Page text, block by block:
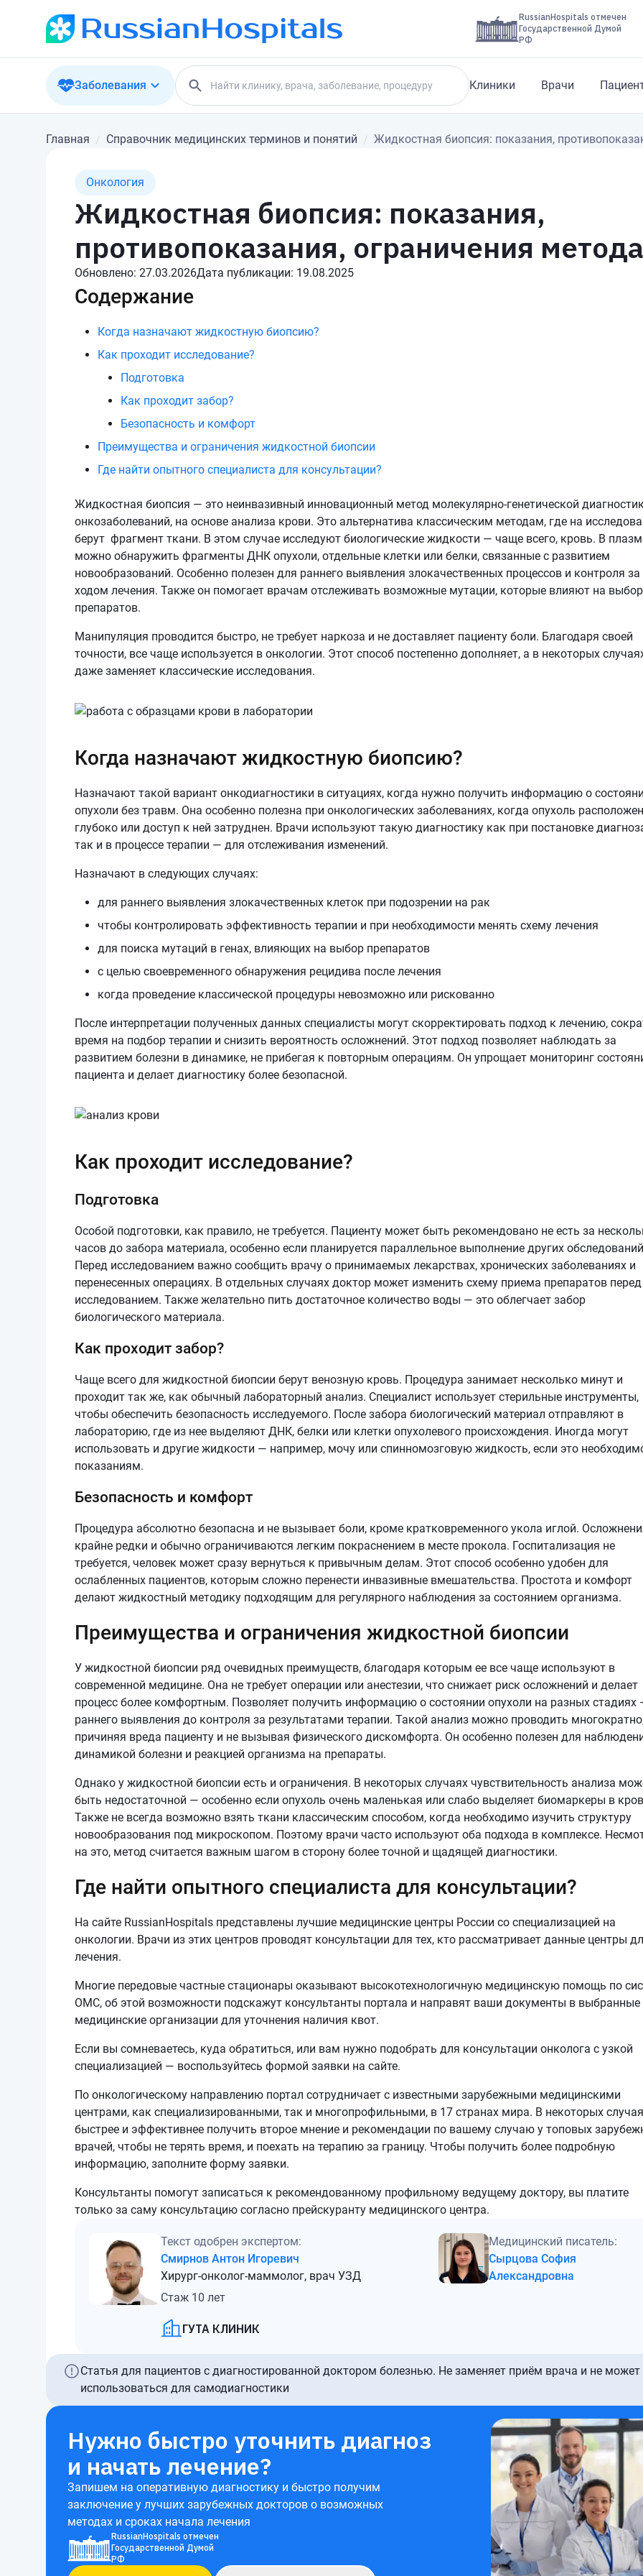
RussianHospitals отмечен
Государственной Думой
РФ
Заболевания Клиники Врачи
Главная Справочник медицинских терминов и понятий Жидкостная биопсия: показания,
Онкология
Жидкостная биопсия: показания,
противопоказания, ограничения метода
Обновлено: 27.03.2026Дата публикации: 19.08.2025
Содержание
Когда назначают жидкостную биопсию?
Как проходит исследование?
Подготовка
Как проходит забор?
Безопасность и комфорт
Преимущества и ограничения жидкостной биопсии
Где найти опытного специалиста для консультации?
Жидкостная биопсия — это неинвазивный инновационный метод молекулярно-генетической
онкозаболеваний, на основе анализа крови. Это альтернатива классическим методам, где на
берут фрагмент ткани. В этом случае исследуют биологические жидкости — чаще всего, кровь. В
можно обнаружить фрагменты ДНК опухоли, отдельные клетки или белки, связанные с развитием
новообразований. Особенно полезен для раннего выявления злокачественных процессов и контроля за
ходом лечения. Также он помогает врачам отслеживать возможные мутации, которые влияют на выбор
препаратов.
Манипуляция проводится быстро, не требует наркоза и не доставляет пациенту боли. Благодаря своей
точности, все чаще используется в онкологии. Этот способ постепенно дополняет, а в некоторых
даже заменяет классические исследования.
Когда назначают жидкостную биопсию?
Назначают такой вариант онкодиагностики в ситуациях, когда нужно получить информацию о
опухоли без травм. Она особенно полезна при онкологических заболеваниях, когда опухоль
глубоко или доступ к ней затруднен. Врачи используют такую диагностику как при постановке
так и в процессе терапии — для отслеживания изменений.
Назначают в следующих случаях:
для раннего выявления злокачественных клеток при подозрении на рак
чтобы контролировать эффективность терапии и при необходимости менять схему лечения
для поиска мутаций в генах, влияющих на выбор препаратов
с целью своевременного обнаружения рецидива после лечения
когда проведение классической процедуры невозможно или рискованно
После интерпретации полученных данных специалисты могут скорректировать подход к лечению,
время на подбор терапии и снизить вероятность осложнений. Этот подход позволяет наблюдать за
развитием болезни в динамике, не прибегая к повторным операциям. Он упрощает мониторинг
пациента и делает диагностику более безопасной.
Как проходит исследование?
Подготовка
Особой подготовки, как правило, не требуется. Пациенту может быть рекомендовано не есть за
часов до забора материала, особенно если планируется параллельное выполнение других
Перед исследованием важно сообщить врачу о принимаемых лекарствах, хронических заболеваниях и
перенесенных операциях. В отдельных случаях доктор может изменить схему приема препаратов перед
исследованием. Также желательно пить достаточное количество воды — это облегчает забор
биологического материала.
Как проходит забор?
Чаще всего для жидкостной биопсии берут венозную кровь. Процедура занимает несколько минут и
проходит так же, как обычный лабораторный анализ. Специалист использует стерильные инструменты,
чтобы обеспечить безопасность исследуемого. После забора биологический материал отправляют в
лабораторию, где из нее выделяют ДНК, белки или клетки опухолевого происхождения. Иногда могут
использовать и другие жидкости — например, мочу или спинномозговую жидкость, если это
показаниям.
Безопасность и комфорт
Процедура абсолютно безопасна и не вызывает боли, кроме кратковременного укола иглой.
крайне редки и обычно ограничиваются легким покраснением в месте прокола. Госпитализация не
требуется, человек может сразу вернуться к привычным делам. Этот способ особенно удобен для
ослабленных пациентов, которым сложно перенести инвазивные вмешательства. Простота и комфорт
делают жидкостный методику подходящим для регулярного наблюдения за состоянием организма.
Преимущества и ограничения жидкостной биопсии
У жидкостной биопсии ряд очевидных преимуществ, благодаря которым ее все чаще используют в
современной медицине. Она не требует операции или анестезии, что снижает риск осложнений и делает
процесс более комфортным. Позволяет получить информацию о состоянии опухоли на разных стадиях
раннего выявления до контроля за результатами терапии. Такой анализ можно проводить
причиняя вреда пациенту и не вызывая физического дискомфорта. Он особенно полезен для
динамикой болезни и реакцией организма на препараты.
Однако у жидкостной биопсии есть и ограничения. В некоторых случаях чувствительность анализа
быть недостаточной — особенно если опухоль очень маленькая или слабо выделяет биомаркеры в
Также не всегда возможно взять ткани классическим способом, когда необходимо изучить структуру
новообразования под микроскопом. Поэтому врачи часто используют оба подхода в комплексе.
на это, метод считается важным шагом в сторону более точной и щадящей диагностики.
Где найти опытного специалиста для консультации?
На сайте RussianHospitals представлены лучшие медицинские центры России со специализацией на
онкологии. Врачи из этих центров проводят консультации для тех, кто рассматривает данные центры
лечения.
Многие передовые частные стационары оказывают высокотехнологичную медицинскую помощь по
ОМС, об этой возможности подскажут консультанты портала и направят ваши документы в выбранные
медицинские организации для уточнения наличия квот.
Если вы сомневаетесь, куда обратиться, или вам нужно подобрать для консультации онколога с узкой
специализацией — воспользуйтесь формой заявки на сайте.
По онкологическому направлению портал сотрудничает с известными зарубежными медицинскими
центрами, как специализированными, так и многопрофильными, в 17 странах мира. В некоторых
быстрее и эффективнее получить второе мнение и рекомендации по вашему случаю у топовых
врачей, чтобы не терять время, и поехать на терапию за границу. Чтобы получить более подробную
информацию, заполните форму заявки.
Консультанты помогут записаться к рекомендованному профильному ведущему доктору, вы платите
только за саму консультацию согласно прейскуранту медицинского центра.
Текст одобрен экспертом:
Смирнов Антон Игоревич
Хирург-онколог-маммолог, врач УЗД
Стаж 10 лет
ГУТА КЛИНИК
Медицинский писатель:
Сырцова София
Александровна
Статья для пациентов с диагностированной доктором болезнью. Не заменяет приём врача и не может
использоваться для самодиагностики
Нужно быстро уточнить диагноз
и начать лечение?
Запишем на оперативную диагностику и быстро получим
заключение у лучших зарубежных докторов о возможных
методах и сроках начала лечения
RussianHospitals отмечен
Государственной Думой
РФ